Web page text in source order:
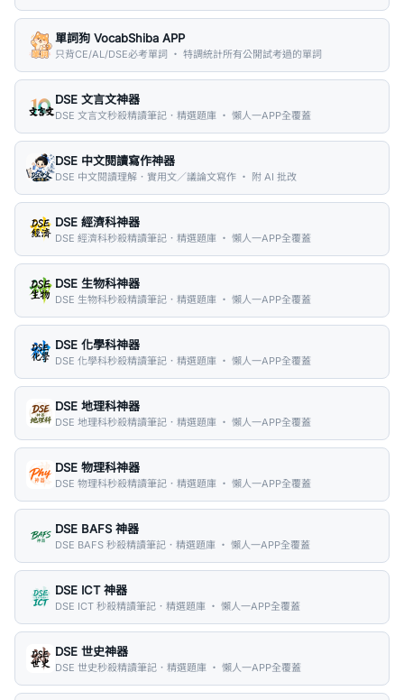
單詞狗 VocabShiba APP
只背CE/AL/DSE必考單詞 ・ 特調統計所有公開試考過的單詞
DSE 文言文神器
DSE 文言文秒殺精讀筆記．精選題庫 ・ 懶人一APP全覆蓋
DSE 中文閱讀寫作神器
DSE 中文閱讀理解．實用文／議論文寫作 ・ 附 AI 批改
DSE 經濟科神器
DSE 經濟科秒殺精讀筆記．精選題庫 ・ 懶人一APP全覆蓋
DSE 生物科神器
DSE 生物科秒殺精讀筆記．精選題庫 ・ 懶人一APP全覆蓋
DSE 化學科神器
DSE 化學科秒殺精讀筆記．精選題庫 ・ 懶人一APP全覆蓋
DSE 地理科神器
DSE 地理科秒殺精讀筆記．精選題庫 ・ 懶人一APP全覆蓋
DSE 物理科神器
DSE 物理科秒殺精讀筆記．精選題庫 ・ 懶人一APP全覆蓋
DSE BAFS 神器
DSE BAFS 秒殺精讀筆記．精選題庫 ・ 懶人一APP全覆蓋
DSE ICT 神器
DSE ICT 秒殺精讀筆記．精選題庫 ・ 懶人一APP全覆蓋
DSE 世史神器
DSE 世史秒殺精讀筆記．精選題庫 ・ 懶人一APP全覆蓋